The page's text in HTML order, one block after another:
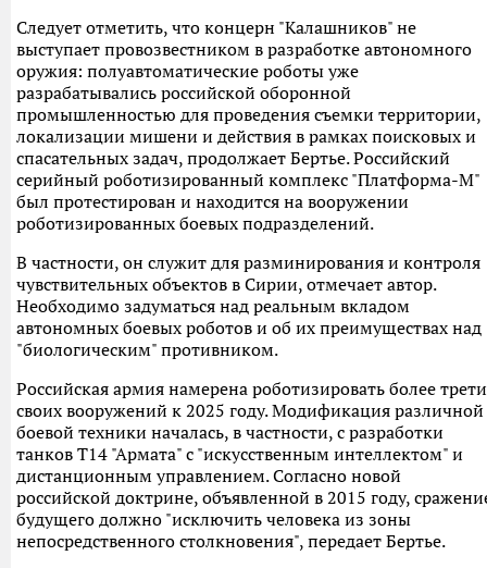
Следует отметить, что концерн "Калашников" не
выступает провозвестником в разработке автономного
оружия: полуавтоматические роботы уже
разрабатывались российской оборонной
промышленностью для проведения съемки территории,
локализации мишени и действия в рамках поисковых и
спасательных задач, продолжает Бертье. Российский
серийный роботизированный комплекс "Платформа-М"
был протестирован и находится на вооружении
роботизированных боевых подразделений.
В частности, он служит для разминирования и контроля
чувствительных объектов в Сирии, отмечает автор.
Необходимо задуматься над реальным вкладом
автономных боевых роботов и об их преимуществах над
"биологическим" противником.
Российская армия намерена роботизировать более трети
своих вооружений к 2025 году. Модификация различной
боевой техники началась, в частности, с разработки
танков Т14 "Армата" с "искусственным интеллектом" и
дистанционным управлением. Согласно новой
российской доктрине, объявленной в 2015 году,
будущего должно "исключить человека из зоны
непосредственного столкновения", передает Бертье.